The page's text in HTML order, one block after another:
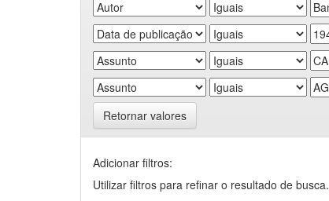
Retornar valores
Adicionar filtros:
Utilizar filtros para refinar o resultado de busca.